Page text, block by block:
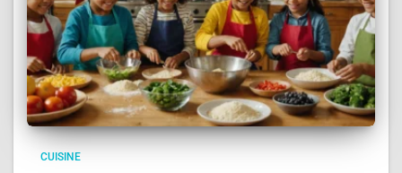
CUISINE